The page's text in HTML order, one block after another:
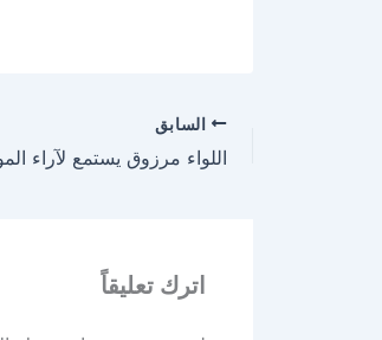
السابق
اترك تعليقاً